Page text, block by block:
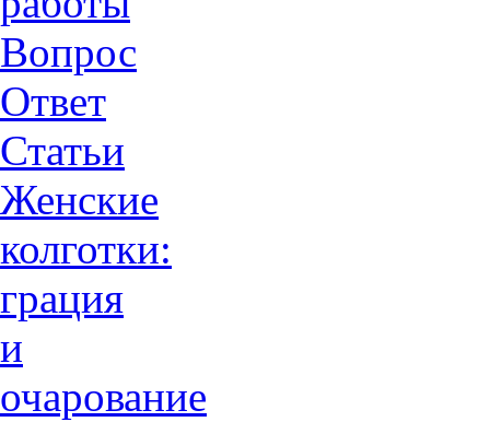
Вопрос
Ответ
Статьи
Женские
колготки:
грация
и
очарованиe